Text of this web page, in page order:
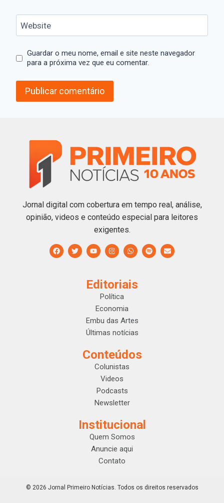
Website
Guardar o meu nome, email e site neste navegador
para a próxima vez que eu comentar.
Jornal digital com cobertura em tempo real, análise,
opinião, videos e conteúdo especial para leitores
exigentes.
Editoriais
Política
Economia
Embu das Artes
Últimas notícias
Conteúdos
Colunistas
Videos
Podcasts
Newsletter
Institucional
Quem Somos
Anuncie aqui
Contato
© 2026 Jornal Primeiro Notícias. Todos os direitos reservados